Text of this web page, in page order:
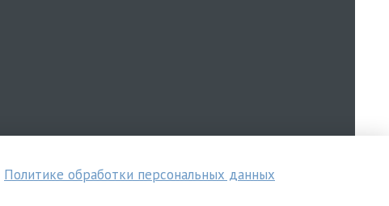
Политике обработки персональных данных